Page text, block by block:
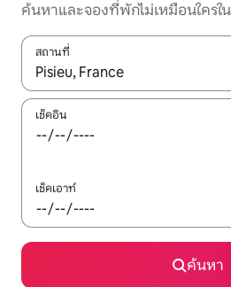
ค้นหาและจองที่พักไม่เหมือนใครใ
สถานที่
ใช้ลูกศรขึ้นลง หรือใช้การสัมผัสหรือ
เช็คอิน
เช็คเอาท์
ค้นหา